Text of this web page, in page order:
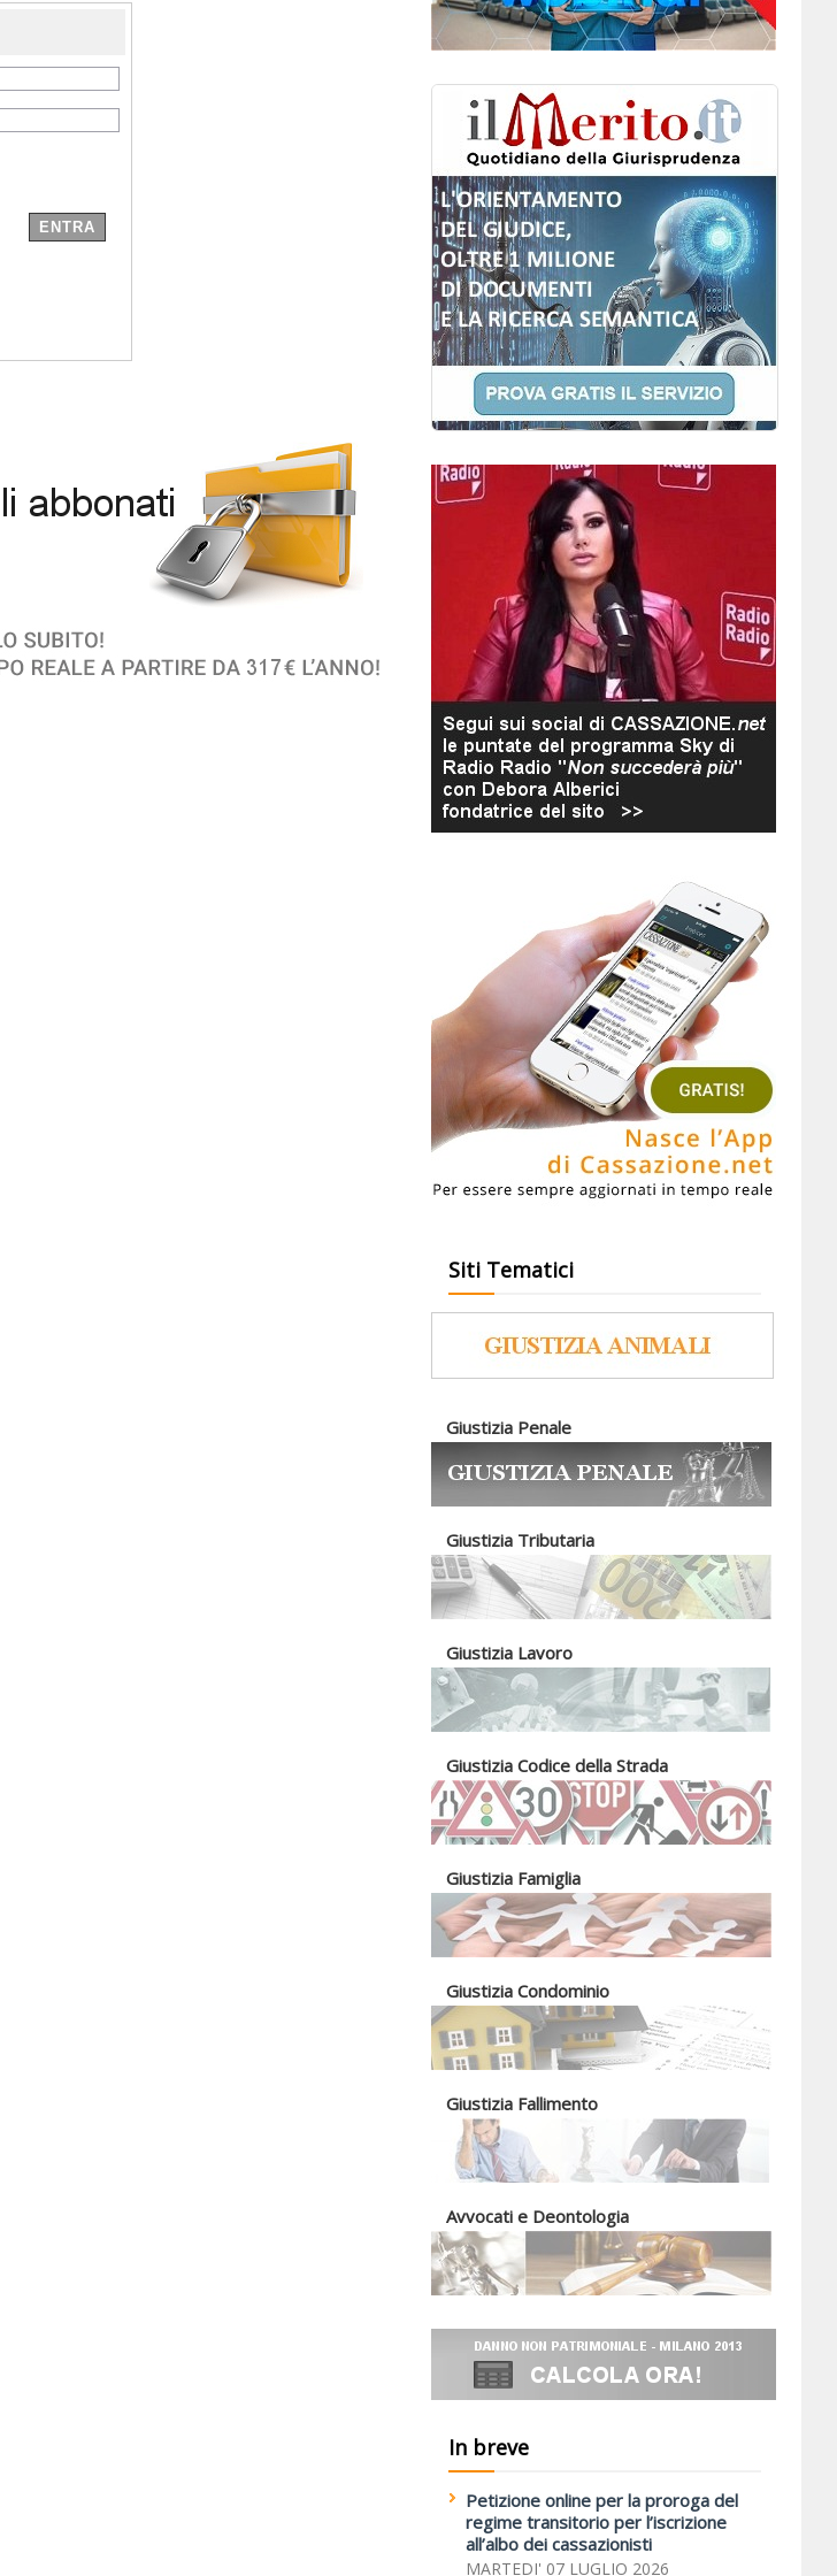
Siti Tematici
Giustizia Penale
Giustizia Tributaria
Giustizia Lavoro
Giustizia Codice della Strada
Giustizia Famiglia
Giustizia Condominio
Giustizia Fallimento
Avvocati e Deontologia
In breve
Petizione online per la proroga del
regime transitorio per l’iscrizione
all’albo dei cassazionisti
MARTEDI' 07 LUGLIO 2026